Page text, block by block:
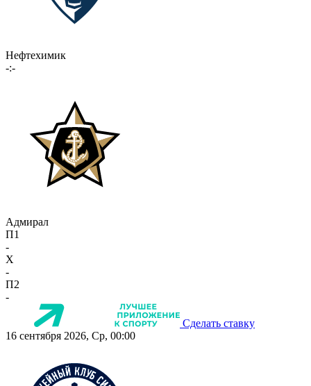
Нефтехимик
-:-
Адмирал
П1
-
X
-
П2
-
Сделать ставку
16 сентября 2026, Ср, 00:00